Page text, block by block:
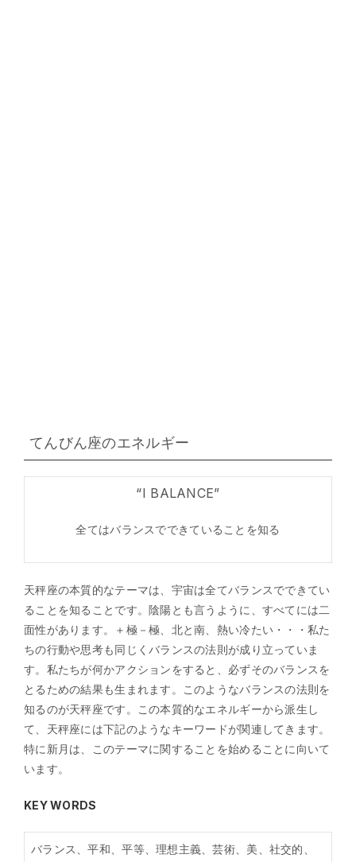
てんびん座のエネルギー
“I BALANCE”
全てはバランスでできていることを知る
天秤座の本質的なテーマは、宇宙は全てバランスでできてい
ることを知ることです。陰陽とも言うように、すべてには二
面性があります。＋極－極、北と南、熱い冷たい・・・私た
ちの行動や思考も同じくバランスの法則が成り立っていま
す。私たちが何かアクションをすると、必ずそのバランスを
とるための結果も生まれます。このようなバランスの法則を
知るのが天秤座です。この本質的なエネルギーから派生し
て、天秤座には下記のようなキーワードが関連してきます。
特に新月は、このテーマに関することを始めることに向いて
います。
KEY WORDS
バランス、平和、平等、理想主義、芸術、美、社交的、